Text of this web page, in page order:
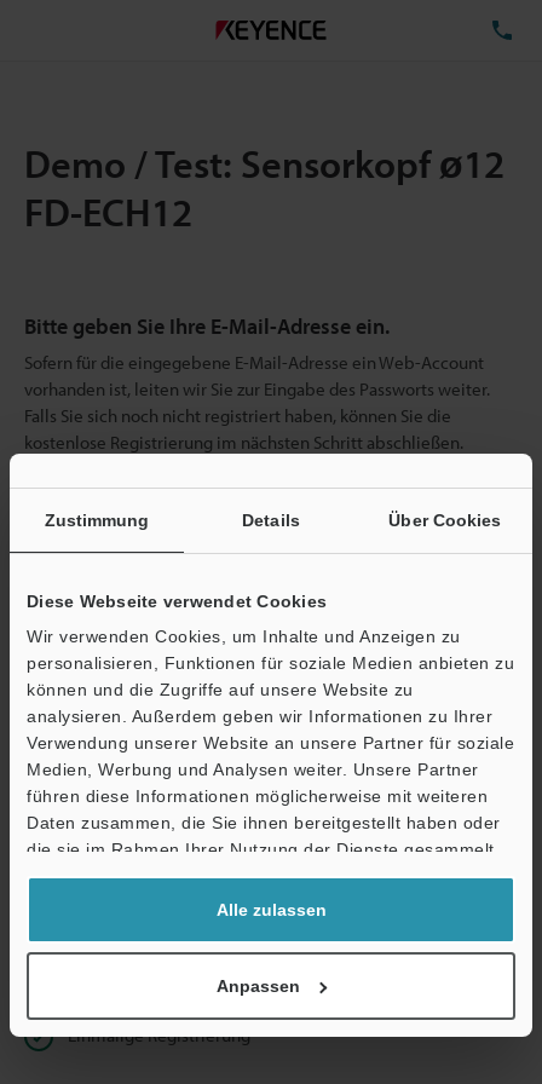
Zustimmung Details Über Cookies
Diese Webseite verwendet Cookies
Wir verwenden Cookies, um Inhalte und Anzeigen zu
personalisieren, Funktionen für soziale Medien anbieten zu
können und die Zugriffe auf unsere Website zu
analysieren. Außerdem geben wir Informationen zu Ihrer
Verwendung unserer Website an unsere Partner für soziale
Medien, Werbung und Analysen weiter. Unsere Partner
führen diese Informationen möglicherweise mit weiteren
Daten zusammen, die Sie ihnen bereitgestellt haben oder
die sie im Rahmen Ihrer Nutzung der Dienste gesammelt
haben.
Alle zulassen
Anpassen
Demo / Test: Sensorkopf ø12
FD-ECH12
Bitte geben Sie Ihre E-Mail-Adresse ein.
Sofern für die eingegebene E-Mail-Adresse ein Web-Account
vorhanden ist, leiten wir Sie zur Eingabe des Passworts weiter.
Falls Sie sich noch nicht registriert haben, können Sie die
kostenlose Registrierung im nächsten Schritt abschließen.
Weiter
Datenschutz ist uns wichtig - Ihre Daten werden niemals
weitergegeben.
Datenschutz
Unbeschränkter Zugriff auf unsere Online Dokumenten-
Bibliothek
Schnelle Angebotserstellung
Einmalige Registrierung